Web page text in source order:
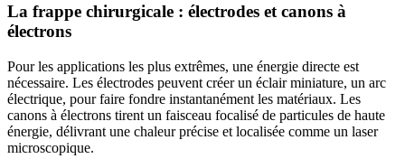
La frappe chirurgicale : électrodes et canons à
électrons
Pour les applications les plus extrêmes, une énergie directe est
nécessaire. Les électrodes peuvent créer un éclair miniature, un arc
électrique, pour faire fondre instantanément les matériaux. Les
canons à électrons tirent un faisceau focalisé de particules de haute
énergie, délivrant une chaleur précise et localisée comme un laser
microscopique.